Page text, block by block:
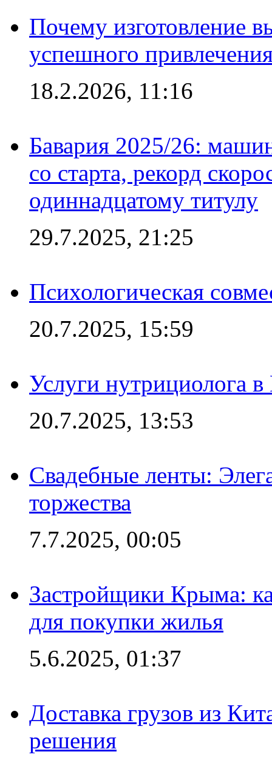
Почему изготовление
успешного
18.2.2026, 11:16
Бавария 2025/26:
со старта, рекорд
одиннадцатому титулу
29.7.2025, 21:25
Психологическая
20.7.2025, 15:59
Услуги нутрициолога
20.7.2025, 13:53
Свадебные ленты:
торжества
7.7.2025, 00:05
Застройщики Крыма:
для покупки жилья
5.6.2025, 01:37
Доставка грузов из
решения